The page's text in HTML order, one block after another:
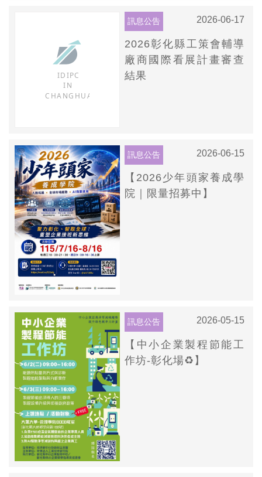
訊息公告 2026-06-17
2026彰化縣工策會輔導
廠商國際看展計畫審查
結果
訊息公告 2026-06-15
【2026少年頭家養成學
院｜限量招募中】
訊息公告 2026-05-15
【中小企業製程節能工
作坊-彰化場♻️】